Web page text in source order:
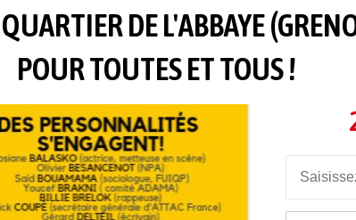
DE L'ABBAYE
POUR TOUTES ET TOUS !